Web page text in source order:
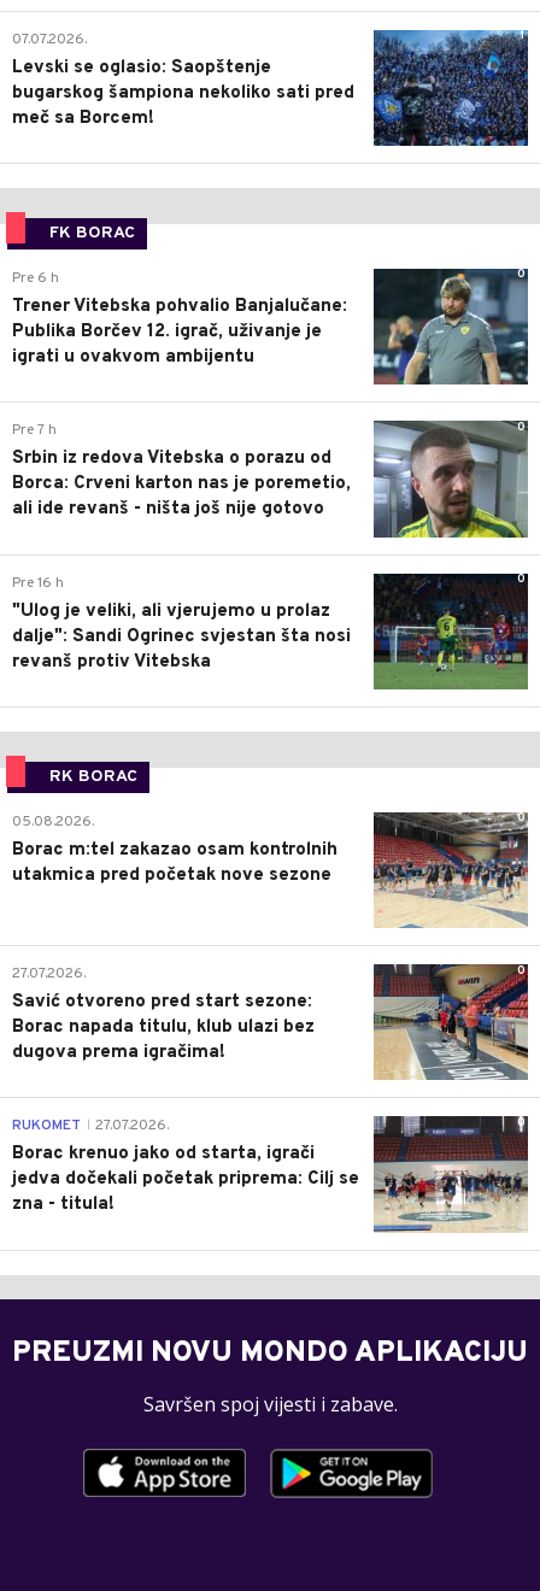
1
07.07.2026.
Levski se oglasio: Saopštenje
bugarskog šampiona nekoliko sati pred
meč sa Borcem!
FK BORAC
0
Pre 6 h
Trener Vitebska pohvalio Banjalučane:
Publika Borčev 12. igrač, uživanje je
igrati u ovakvom ambijentu
0
Pre 7 h
Srbin iz redova Vitebska o porazu od
Borca: Crveni karton nas je poremetio,
ali ide revanš - ništa još nije gotovo
0
Pre 16 h
"Ulog je veliki, ali vjerujemo u prolaz
dalje": Sandi Ogrinec svjestan šta nosi
revanš protiv Vitebska
RK BORAC
0
05.08.2026.
Borac m:tel zakazao osam kontrolnih
utakmica pred početak nove sezone
0
27.07.2026.
Savić otvoreno pred start sezone:
Borac napada titulu, klub ulazi bez
dugova prema igračima!
0
RUKOMET 27.07.2026.
Borac krenuo jako od starta, igrači
jedva dočekali početak priprema: Cilj se
zna - titula!
PREUZMI NOVU MONDO APLIKACIJU
Savršen spoj vijesti i zabave.